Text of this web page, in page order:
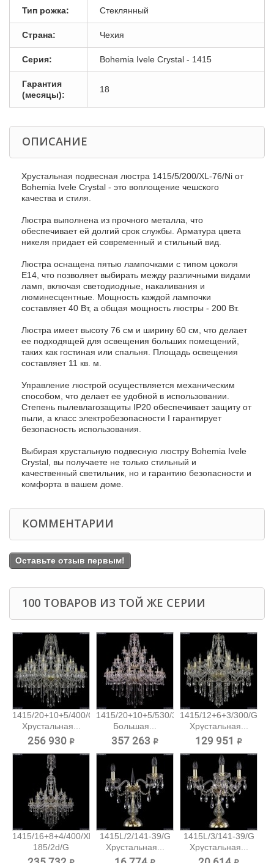
Тип рожка: Стеклянный
Страна: Чехия
Серия: Bohemia Ivele Crystal - 1415
Гарантия
(месяцы):
18
ОПИСАНИЕ
Хрустальная подвесная люстра 1415/5/200/XL-76/Ni от
Bohemia Ivele Crystal - это воплощение чешского
качества и стиля.
Люстра выполнена из прочного металла, что
обеспечивает ей долгий срок службы. Арматура цвета
никеля придает ей современный и стильный вид.
Люстра оснащена пятью лампочками с типом цоколя
E14, что позволяет выбирать между различными видами
ламп, включая светодиодные, накаливания и
люминесцентные. Мощность каждой лампочки
составляет 40 Вт, а общая мощность люстры - 200 Вт.
Люстра имеет высоту 76 см и ширину 60 см, что делает
ее подходящей для освещения больших помещений,
таких как гостиная или спальня. Площадь освещения
составляет 11 кв. м.
Управление люстрой осуществляется механическим
способом, что делает ее удобной в использовании.
Степень пылевлагозащиты IP20 обеспечивает защиту от
пыли, а класс электробезопасности I гарантирует
безопасность использования.
Выбирая хрустальную подвесную люстру Bohemia Ivele
Crystal, вы получаете не только стильный и
качественный светильник, но и гарантию безопасности и
комфорта в вашем доме.
КОММЕНТАРИИ
Оставьте отзыв первым!
100 ТОВАРОВ ИЗ ТОЙ ЖЕ СЕРИИ
1415/20+10+5/400/G
Хрустальная...
256 930 ₽
1415/20+10+5/530/3d/G
Большая...
357 263 ₽
1415/12+6+3/300/G
Хрустальная...
129 951 ₽
1415/16+8+4/400/XL-
185/2d/G
Большая...
1415L/2/141-39/G
Хрустальная...
1415L/3/141-39/G
Хрустальная...